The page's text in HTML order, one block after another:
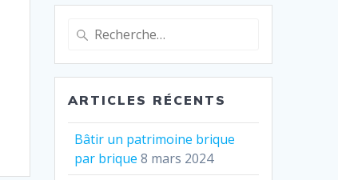
Recherche
:
ARTICLES RÉCENTS
Bâtir un patrimoine brique
par brique 8 mars 2024